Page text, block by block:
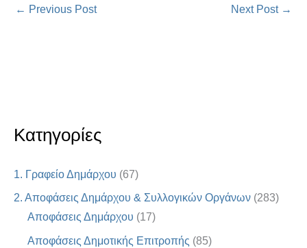
Κατηγορίες
1. Γραφείο Δημάρχου (67)
2. Αποφάσεις Δημάρχου & Συλλογικών Οργάνων (283)
Αποφάσεις Δημάρχου (17)
Αποφάσεις Δημοτικής Επιτροπής (85)
← Previous Post Next Post →